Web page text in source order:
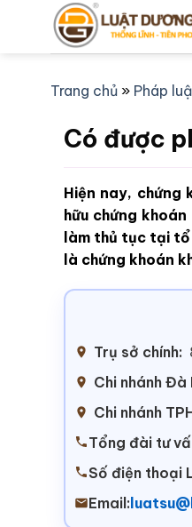
Trang chủ » Pháp
Có được
Hiện nay, chứng
hữu chứng
làm thủ tục tại tổ
là chứng khoán
Trụ sở chính:
Chi nhánh Đà
Chi nhánh
Tổng đài tư
Số điện thoại
Email: